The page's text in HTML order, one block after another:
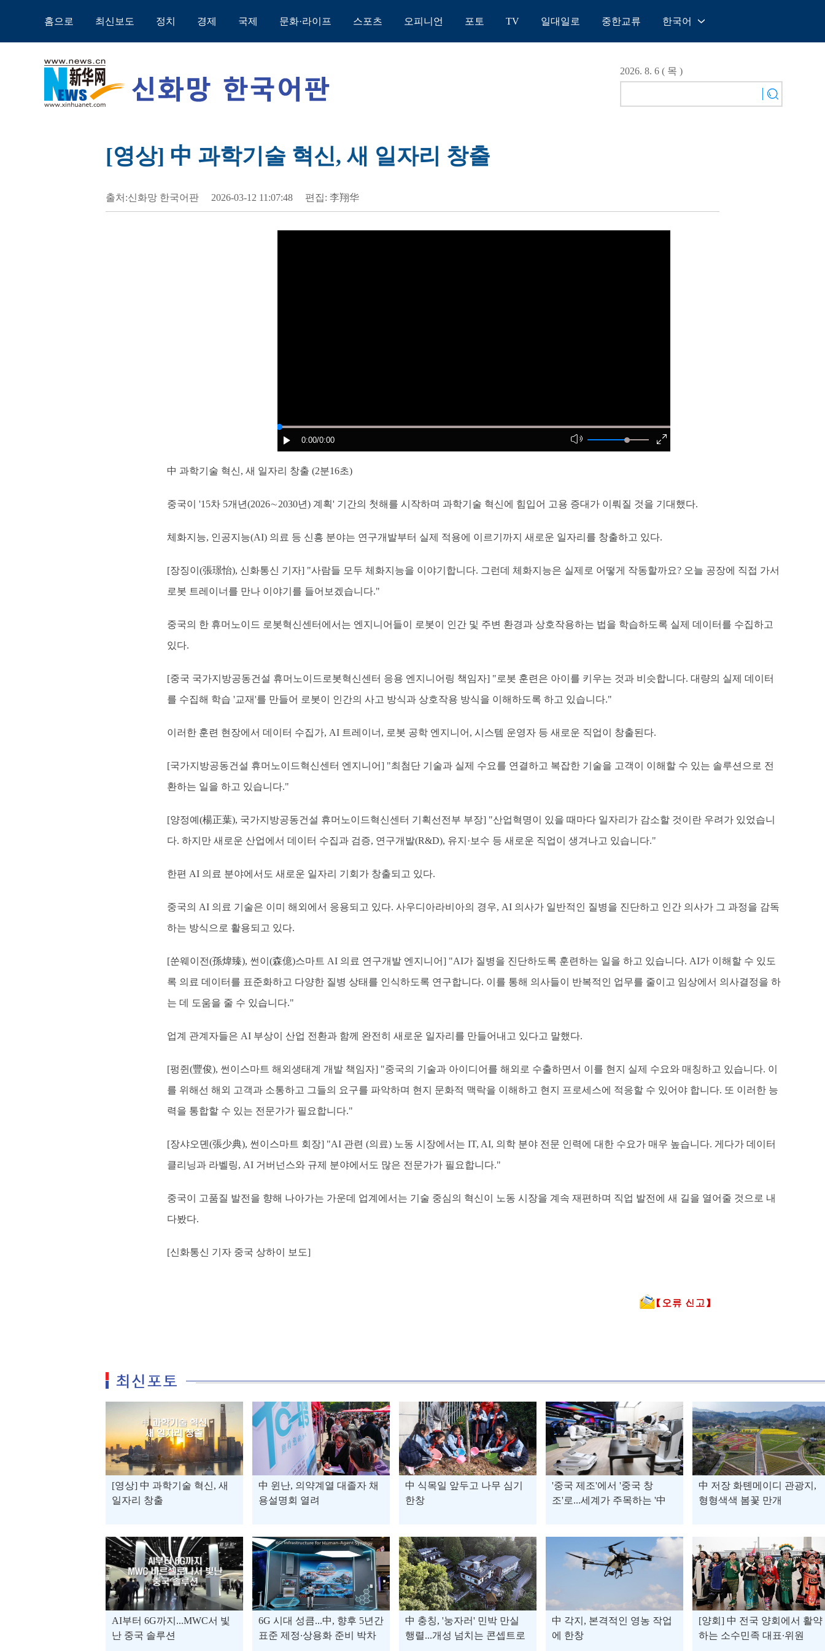
홈으로 최신보도 정치 경제 국제 문화·라이프 스포츠 오피니언 포토 TV 일대일로 중한교류 한국어
English
Español
2026. 8. 6 ( 목 )
[영상] 中 과학기술 혁신, 새 일자리 창출
출처:신화망 한국어판 2026-03-12 11:07:48 편집: 李翔华
0:00/0:00
中 과학기술 혁신, 새 일자리 창출 (2분16초)
중국이 '15차 5개년(2026∼2030년) 계획' 기간의 첫해를 시작하며 과학기술 혁신에 힘입어 고용 증대가 이뤄질 것을 기대했다.
체화지능, 인공지능(AI) 의료 등 신흥 분야는 연구개발부터 실제 적용에 이르기까지 새로운 일자리를 창출하고 있다.
[장징이(張璟怡), 신화통신 기자] "사람들 모두 체화지능을 이야기합니다. 그런데 체화지능은 실제로 어떻게 작동할까요? 오늘 공장에 직접 가서
로봇 트레이너를 만나 이야기를 들어보겠습니다."
중국의 한 휴머노이드 로봇혁신센터에서는 엔지니어들이 로봇이 인간 및 주변 환경과 상호작용하는 법을 학습하도록 실제 데이터를 수집하고
있다.
[중국 국가지방공동건설 휴머노이드로봇혁신센터 응용 엔지니어링 책임자] "로봇 훈련은 아이를 키우는 것과 비슷합니다. 대량의 실제 데이터
를 수집해 학습 '교재'를 만들어 로봇이 인간의 사고 방식과 상호작용 방식을 이해하도록 하고 있습니다."
이러한 훈련 현장에서 데이터 수집가, AI 트레이너, 로봇 공학 엔지니어, 시스템 운영자 등 새로운 직업이 창출된다.
[국가지방공동건설 휴머노이드혁신센터 엔지니어] "최첨단 기술과 실제 수요를 연결하고 복잡한 기술을 고객이 이해할 수 있는 솔루션으로 전
환하는 일을 하고 있습니다."
[양정예(楊正葉), 국가지방공동건설 휴머노이드혁신센터 기획선전부 부장] "산업혁명이 있을 때마다 일자리가 감소할 것이란 우려가 있었습니
다. 하지만 새로운 산업에서 데이터 수집과 검증, 연구개발(R&D), 유지·보수 등 새로운 직업이 생겨나고 있습니다."
한편 AI 의료 분야에서도 새로운 일자리 기회가 창출되고 있다.
중국의 AI 의료 기술은 이미 해외에서 응용되고 있다. 사우디아라비아의 경우, AI 의사가 일반적인 질병을 진단하고 인간 의사가 그 과정을 감독
하는 방식으로 활용되고 있다.
[쑨웨이전(孫煒臻), 썬이(森億)스마트 AI 의료 연구개발 엔지니어] "AI가 질병을 진단하도록 훈련하는 일을 하고 있습니다. AI가 이해할 수 있도
록 의료 데이터를 표준화하고 다양한 질병 상태를 인식하도록 연구합니다. 이를 통해 의사들이 반복적인 업무를 줄이고 임상에서 의사결정을 하
는 데 도움을 줄 수 있습니다."
업계 관계자들은 AI 부상이 산업 전환과 함께 완전히 새로운 일자리를 만들어내고 있다고 말했다.
[펑쥔(豐俊), 썬이스마트 해외생태계 개발 책임자] "중국의 기술과 아이디어를 해외로 수출하면서 이를 현지 실제 수요와 매칭하고 있습니다. 이
를 위해선 해외 고객과 소통하고 그들의 요구를 파악하며 현지 문화적 맥락을 이해하고 현지 프로세스에 적응할 수 있어야 합니다. 또 이러한 능
력을 통합할 수 있는 전문가가 필요합니다."
[장샤오뎬(張少典), 썬이스마트 회장] "AI 관련 (의료) 노동 시장에서는 IT, AI, 의학 분야 전문 인력에 대한 수요가 매우 높습니다. 게다가 데이터
클리닝과 라벨링, AI 거버넌스와 규제 분야에서도 많은 전문가가 필요합니다."
중국이 고품질 발전을 향해 나아가는 가운데 업계에서는 기술 중심의 혁신이 노동 시장을 계속 재편하며 직업 발전에 새 길을 열어줄 것으로 내
다봤다.
[신화통신 기자 중국 상하이 보도]
[영상] 中 과학기술 혁신, 새
일자리 창출
中 윈난, 의약계열 대졸자 채
용설명회 열려
中 식목일 앞두고 나무 심기
한창
'중국 제조'에서 '중국 창
조'로...세계가 주목하는 '中
中 저장 화톈메이디 관광지,
형형색색 봄꽃 만개
AI부터 6G까지...MWC서 빛
난 중국 솔루션
6G 시대 성큼...中, 향후 5년간
표준 제정∙상용화 준비 박차
中 충칭, '눙자러' 민박 만실
행렬...개성 넘치는 콘셉트로
中 각지, 본격적인 영농 작업
에 한창
[양회] 中 전국 양회에서 활약
하는 소수민족 대표∙위원